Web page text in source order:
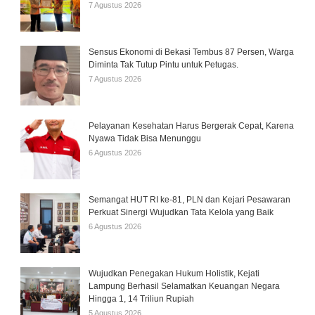
7 Agustus 2026
Sensus Ekonomi di Bekasi Tembus 87 Persen, Warga
Diminta Tak Tutup Pintu untuk Petugas.
7 Agustus 2026
Pelayanan Kesehatan Harus Bergerak Cepat, Karena
Nyawa Tidak Bisa Menunggu
6 Agustus 2026
Semangat HUT RI ke-81, PLN dan Kejari Pesawaran
Perkuat Sinergi Wujudkan Tata Kelola yang Baik
6 Agustus 2026
Wujudkan Penegakan Hukum Holistik, Kejati
Lampung Berhasil Selamatkan Keuangan Negara
Hingga 1, 14 Triliun Rupiah
5 Agustus 2026